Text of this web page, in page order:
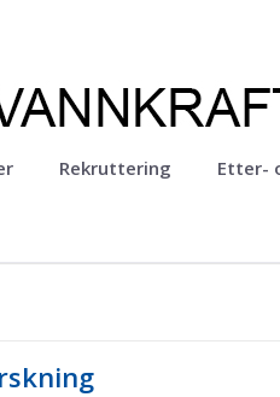
Rekruttering Etter-